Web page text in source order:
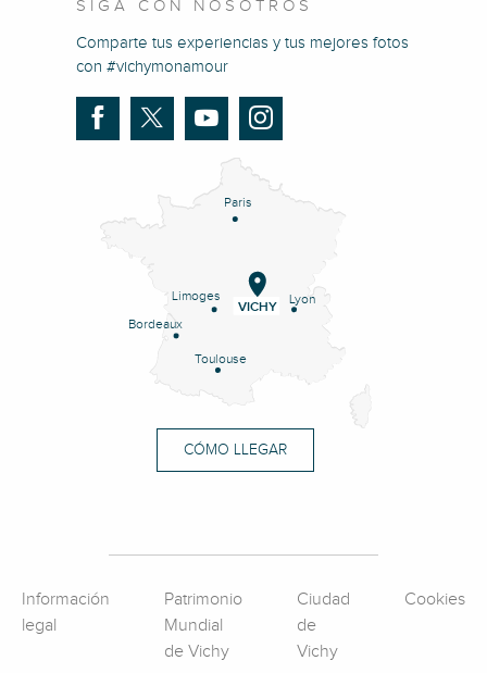
SIGA CON NOSOTROS
Comparte tus experiencias y tus mejores fotos
con #vichymonamour
Paris
Lyon
Limoges
Bordeaux
Toulouse
VICHY
CÓMO LLEGAR
Información
legal
Patrimonio
Mundial
de Vichy
Ciudad
de
Vichy
Cookies